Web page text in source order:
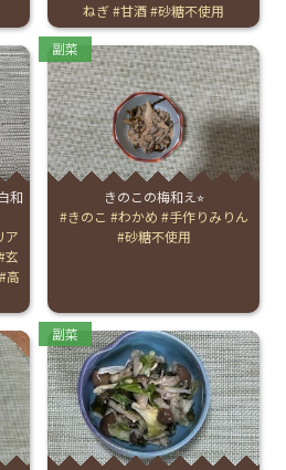
ねぎ 甘酒 砂糖不使用
和
ア
玄
高
Categories:
副菜
きのこの梅和え⭐︎
Tags:
きのこ わかめ
手作りみりん
砂糖不使用
Categories:
副菜
母乳育児
予防接種
の診療内容
まざまな講座・クラス
での出産を希望される方へ
ロフィール
Page